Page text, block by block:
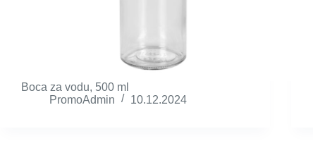
Boca za vodu, 500 ml
PromoAdmin
10.12.2024